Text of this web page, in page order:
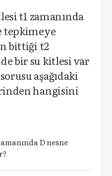
t1 zamanında
tepkimeye
bittiği t2
bir su kitlesi var
aşağıdaki
hangisini
D nesne